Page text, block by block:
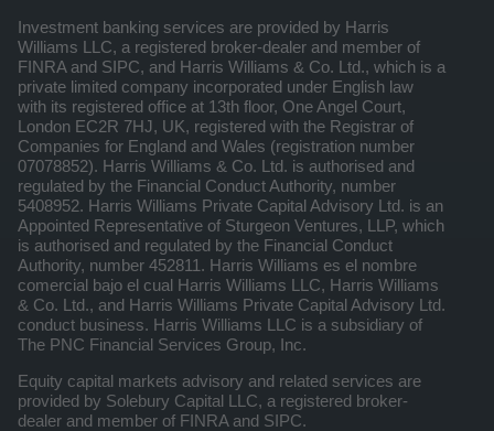
Investment banking services are provided by Harris
Williams LLC, a registered broker-dealer and member of
FINRA and SIPC, and Harris Williams & Co. Ltd., which is a
private limited company incorporated under English law
with its registered office at 13th floor, One Angel Court,
London EC2R 7HJ, UK, registered with the Registrar of
Companies for England and Wales (registration number
07078852). Harris Williams & Co. Ltd. is authorised and
regulated by the Financial Conduct Authority, number
5408952. Harris Williams Private Capital Advisory Ltd. is an
Appointed Representative of Sturgeon Ventures, LLP, which
is authorised and regulated by the Financial Conduct
Authority, number 452811. Harris Williams es el nombre
comercial bajo el cual Harris Williams LLC, Harris Williams
& Co. Ltd., and Harris Williams Private Capital Advisory Ltd.
conduct business. Harris Williams LLC is a subsidiary of
The PNC Financial Services Group, Inc.
Equity capital markets advisory and related services are
provided by Solebury Capital LLC, a registered broker-
dealer and member of FINRA and SIPC.